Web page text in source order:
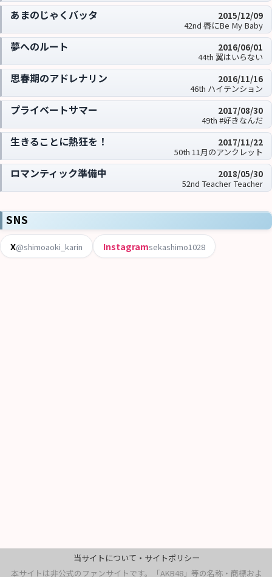
あまのじゃくバッタ
2015/12/09
42nd 唇にBe My Baby
夢へのルート
2016/06/01
44th 翼はいらない
思春期のアドレナリン
2016/11/16
46th ハイテンション
プライベートサマー
2017/08/30
49th #好きなんだ
生きることに熱狂を！
2017/11/22
50th 11月のアンクレット
ロマンティック準備中
2018/05/30
52nd Teacher Teacher
SNS
X@shimoaoki_karin Instagramsekashimo1028
当サイトについて・サイトポリシー
本サイトは非公式のファンサイトです。「AKB48」等の名称・商標およ